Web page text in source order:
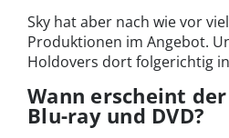
Sky hat aber nach wie vor
Produktionen im Angebot.
Holdovers dort folgerichtig
Wann erscheint
Blu-ray und DVD?